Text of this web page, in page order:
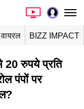
वायरल BIZZ IMPACT
रुपये प्रति
पंपों पर